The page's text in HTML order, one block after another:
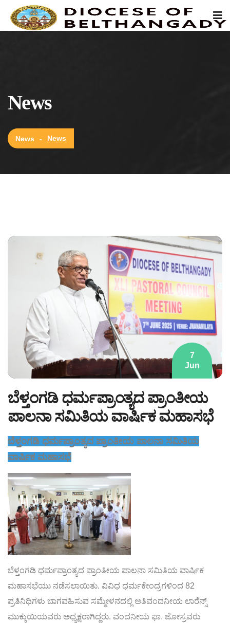
News
News - News
7
Jun
ಬೆಳ್ತಂಗಡಿ ಧರ್ಮಪ್ರಾಂತ್ಯದ ಪ್ರಾಂತೀಯ
ಪಾಲನಾ ಸಮಿತಿಯ ವಾರ್ಷಿಕ ಮಹಾಸಭೆ
ಬೆಳ್ತಂಗಡಿ ಧರ್ಮಪ್ರಾಂತ್ಯದ ಪ್ರಾಂತೀಯ ಪಾಲನಾ ಸಮಿತಿಯ
ವಾರ್ಷಿಕ ಮಹಾಸಭೆ
ಬೆಳ್ತಂಗಡಿ ಧರ್ಮಪ್ರಾಂತ್ಯದ ಪ್ರಾಂತೀಯ ಪಾಲನಾ ಸಮಿತಿಯ ವಾರ್ಷಿಕ
ಮಹಾಸಭೆಯು ನಡೆಸಲಾಯಿತು. ವಿವಿಧ ಧರ್ಮಕೇಂದ್ರಗಳಿಂದ 82
ಪ್ರತಿನಿಧಿಗಳು ಬಾಗವಹಿಸುವ ಸಮ್ಮೇಳನದಲ್ಲಿ ಅತಿವಂದನೀಯ ಲಾರೆನ್ಸ್
ಮುಕ್ಕುಯಿಯವರು ಅಧ್ಯಕ್ಷರಾಗಿದ್ದರು. ವಂದನೀಯ ಫಾ. ಜೋಸ್ರವರು